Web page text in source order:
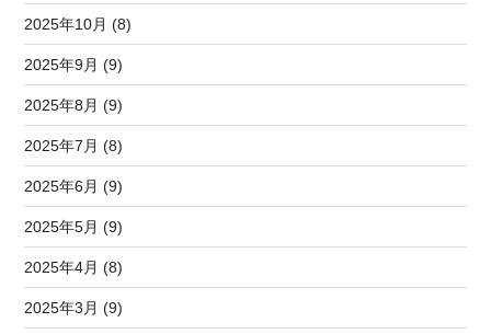
2025年10月 (8)
2025年9月 (9)
2025年8月 (9)
2025年7月 (8)
2025年6月 (9)
2025年5月 (9)
2025年4月 (8)
2025年3月 (9)